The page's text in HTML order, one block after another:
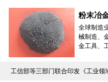
粉末冶
全球制造
械制造、
金工具、
产业被中
工信部等三部门联合印发《工业领